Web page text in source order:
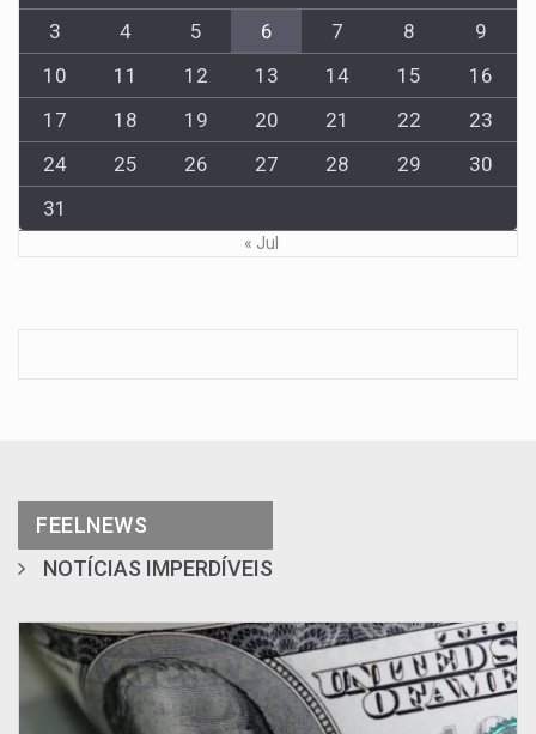
3
4 5 6 7 8
9
10
11 12 13 14 15
16
17
18 19 20 21 22
23
24
25 26 27 28 29
30
31
« Jul
FEELNEWS
NOTÍCIAS IMPERDÍVEIS